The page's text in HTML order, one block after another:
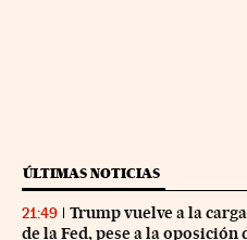
ÚLTIMAS NOTICIAS
21:49
Trump vuelve a la
de la Fed, pese a la oposición